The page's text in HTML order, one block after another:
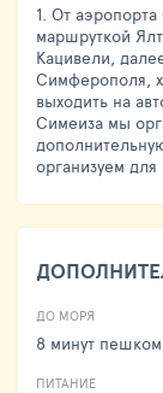
1. От
маршруткой
Кацивели,
Симферополя,
выходить на
Симеиза мы
организуем
ДО МОРЯ
8 минут
ПИТАНИЕ